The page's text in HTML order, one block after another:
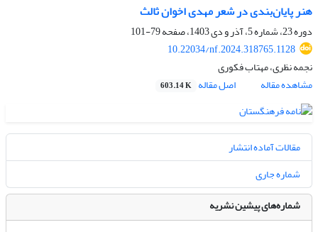
هنر پایان‌بندی در شعر مهدی اخوان ثالث
دوره 23، شماره 5، آذر و دی 1403، صفحه
79-101
10.22034/nf.2024.318765.1128
نجمه نظری، مهتاب فکوری
مشاهده مقاله
اصل مقاله 603.14 K
مقالات آماده انتشار
شماره جاری
شماره‌های پیشین نشریه